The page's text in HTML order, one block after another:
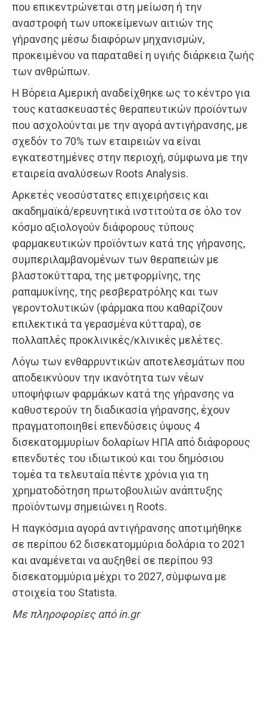
που επικεντρώνεται στη μείωση ή την
αναστροφή των υποκείμενων αιτιών της
γήρανσης μέσω διαφόρων μηχανισμών,
προκειμένου να παραταθεί η υγιής διάρκεια ζωής
των ανθρώπων.
Η Βόρεια Αμερική αναδείχθηκε ως το κέντρο για
τους κατασκευαστές θεραπευτικών προϊόντων
που ασχολούνται με την αγορά αντιγήρανσης, με
σχεδόν το 70% των εταιρειών να είναι
εγκατεστημένες στην περιοχή, σύμφωνα με την
εταιρεία αναλύσεων Roots Analysis.
Αρκετές νεοσύστατες επιχειρήσεις και
ακαδημαϊκά/ερευνητικά ινστιτούτα σε όλο τον
κόσμο αξιολογούν διάφορους τύπους
φαρμακευτικών προϊόντων κατά της γήρανσης,
συμπεριλαμβανομένων των θεραπειών με
βλαστοκύτταρα, της μετφορμίνης, της
ραπαμυκίνης, της ρεσβερατρόλης και των
γεροντολυτικών (φάρμακα που καθαρίζουν
επιλεκτικά τα γερασμένα κύτταρα), σε
πολλαπλές προκλινικές/κλινικές μελέτες.
Λόγω των ενθαρρυντικών αποτελεσμάτων που
αποδεικνύουν την ικανότητα των νέων
υποψήφιων φαρμάκων κατά της γήρανσης να
καθυστερούν τη διαδικασία γήρανσης, έχουν
πραγματοποιηθεί επενδύσεις ύψους 4
δισεκατομμυρίων δολαρίων ΗΠΑ από διάφορους
επενδυτές του ιδιωτικού και του δημόσιου
τομέα τα τελευταία πέντε χρόνια για τη
χρηματοδότηση πρωτοβουλιών ανάπτυξης
προϊόντωνμ σημειώνει η Roots.
Η παγκόσμια αγορά αντιγήρανσης αποτιμήθηκε
σε περίπου 62 δισεκατομμύρια δολάρια το 2021
και αναμένεται να αυξηθεί σε περίπου 93
δισεκατομμύρια μέχρι το 2027, σύμφωνα με
στοιχεία του Statista.
Με πληροφορίες από in.gr